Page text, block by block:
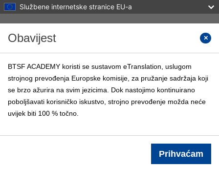
Službene internetske stranice EU-a
Tražite
BTSF ACADEMY
Naslovnica BTSF tečajevi Info
Obavijest
BTSF ACADEMY koristi se sustavom eTranslation, uslugom
strojnog prevođenja Europske komisije, za pružanje sadržaja koji
se brzo ažurira na svim jezicima. Dok nastojimo kontinuirano
poboljšavati korisničko iskustvo, strojno prevođenje možda neće
uvijek biti 100 % točno.
Prihvaćam